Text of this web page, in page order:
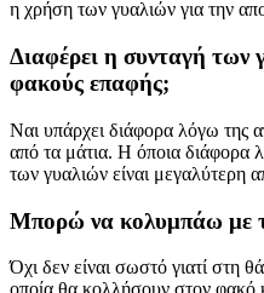
η χρήση των γυαλιών για την
Διαφέρει η συνταγή των
φακούς επαφής;
Ναι υπάρχει διάφορα λόγω της
από τα μάτια. Η όποια διάφορα
των γυαλιών είναι μεγαλύτερη
Μπορώ να κολυμπάω με
Όχι δεν είναι σωστό γιατί στη